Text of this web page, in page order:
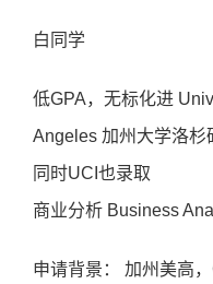
白同学
低GPA，无标化进
Angeles 加州大学洛杉
同时UCI也录取
商业分析 Business
申请背景： 加州美高